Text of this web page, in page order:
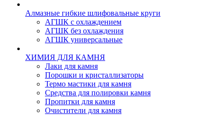
Алмазные гибкие шлифовальные круги
АГШК с охлаждением
АГШК без охлаждения
АГШК универсальные
ХИМИЯ ДЛЯ КАМНЯ
Лаки для камня
Порошки и кристаллизаторы
Термо мастики для камня
Средства для полировки камня
Пропитки для камня
Очистители для камня